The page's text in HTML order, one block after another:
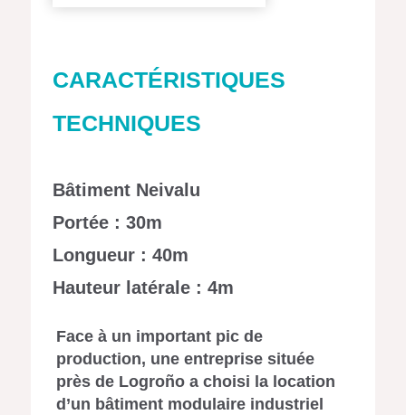
CARACTÉRISTIQUES
TECHNIQUES
Bâtiment Neivalu
Portée : 30m
Longueur : 40m
Hauteur latérale : 4m
Face à un important pic de
production, une entreprise située
près de Logroño a choisi la location
d’un bâtiment modulaire industriel